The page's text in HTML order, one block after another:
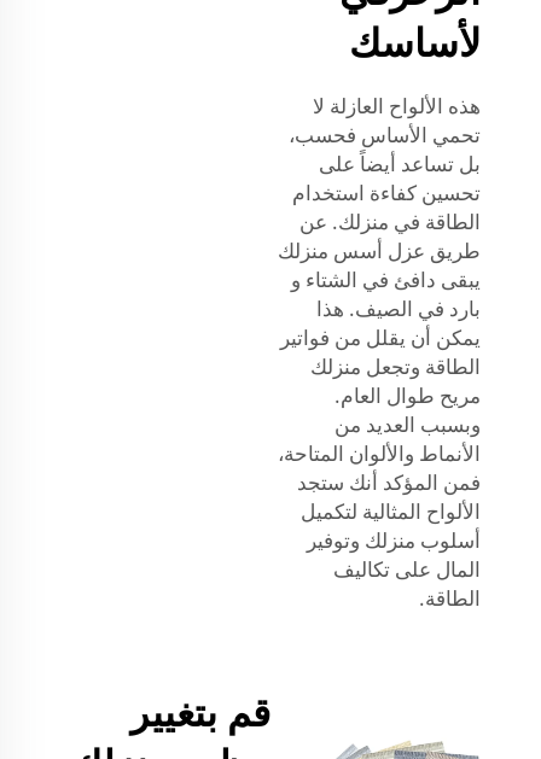
لأساسك
هذه الألواح العازلة لا
تحمي الأساس فحسب،
بل تساعد أيضاً على
تحسين كفاءة استخدام
الطاقة في منزلك. عن
طريق عزل أسس منزلك
يبقى دافئ في الشتاء و
بارد في الصيف. هذا
يمكن أن يقلل من فواتير
الطاقة وتجعل منزلك
مريح طوال العام.
وبسبب العديد من
الأنماط والألوان المتاحة،
فمن المؤكد أنك ستجد
الألواح المثالية لتكميل
أسلوب منزلك وتوفير
المال على تكاليف
الطاقة.
قم بتغيير